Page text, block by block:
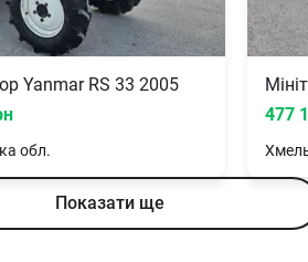
Yanmar RS 33 2005
обл.
477
Показати ще